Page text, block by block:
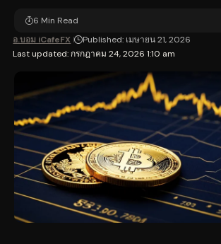
Last updated: กรกฎาคม 24, 2026 1:10 am
อ.บอม iCafeFX Published: เมษายน 21, 2026
6 Min Read